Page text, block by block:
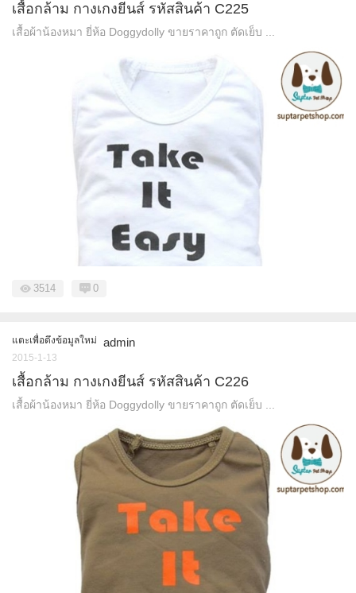
เสื้อกล้าม กางเกงยีนส์ รหัสสินค้า C225
เสื้อผ้าน้องหมา ยี่ห้อ Doggydolly ขายราคาถูก ตัดเย็บ ...
3514 0
แตะเพื่อดึงข้อมูลใหม่ admin
2015-1-13
เสื้อกล้าม กางเกงยีนส์ รหัสสินค้า C226
เสื้อผ้าน้องหมา ยี่ห้อ Doggydolly ขายราคาถูก ตัดเย็บ ...